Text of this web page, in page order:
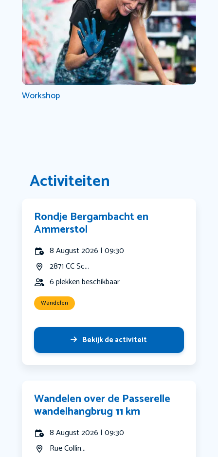
Workshop
Activiteiten
Rondje Bergambacht en
Ammerstol
8 August 2026 | 09:30
2871 CC Sc...
6 plekken beschikbaar
Wandelen
Bekijk de activiteit
Wandelen over de Passerelle
wandelhangbrug 11 km
8 August 2026 | 09:30
Rue Collin...